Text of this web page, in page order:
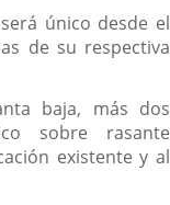
único desde el
de su respectiva
baja, más dos
sobre rasante
existente y al